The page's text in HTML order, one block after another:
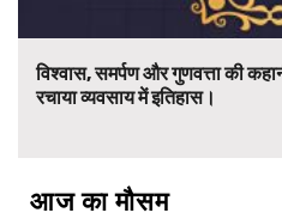
विश्वास, समर्पण और गुणवत्ता की
रचाया व्यवसाय में इतिहास।
आज का मौसम